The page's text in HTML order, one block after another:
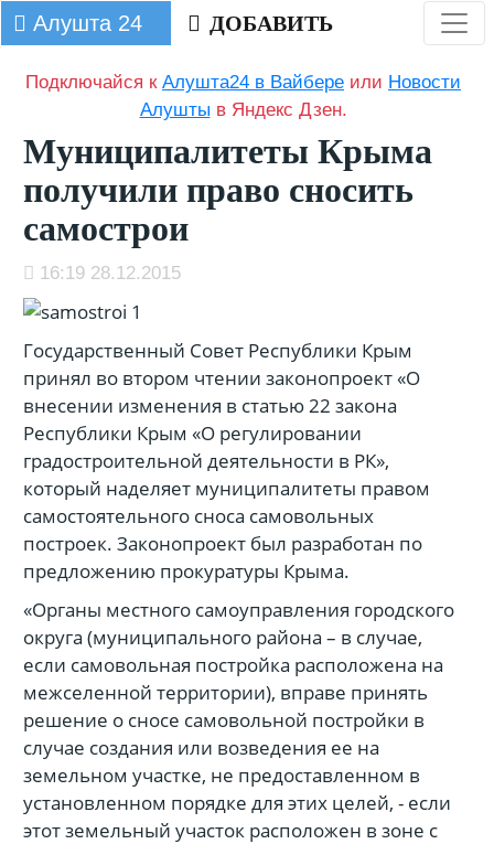
Алушта 24 ДОБАВИТЬ
Подключайся кАлушта24 в Вайбере или Новости
Алушты в Яндекс Дзен.
Муниципалитеты Крыма
получили право сносить
самострои
16:19 28.12.2015
Государственный Совет Республики Крым
принял во втором чтении законопроект «О
внесении изменения в статью 22 закона
Республики Крым «О регулировании
градостроительной деятельности в РК»,
который наделяет муниципалитеты правом
самостоятельного сноса самовольных
построек. Законопроект был разработан по
предложению прокуратуры Крыма.
«Органы местного самоуправления городского
округа (муниципального района – в случае,
если самовольная постройка расположена на
межселенной территории), вправе принять
решение о сносе самовольной постройки в
случае создания или возведения ее на
земельном участке, не предоставленном в
установленном порядке для этих целей, - если
этот земельный участок расположен в зоне с